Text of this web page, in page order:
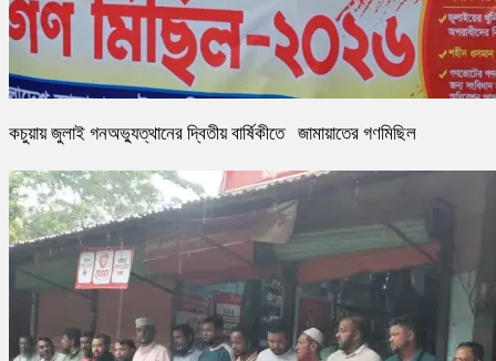
কচুয়ায় জুলাই গনঅভ্যুত্থানের দ্বিতীয় বার্ষিকীতে জামায়াতের গণমিছিল